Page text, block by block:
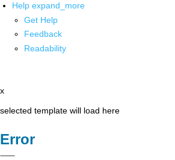
Help expand_more
Get Help
Feedback
Readability
x
selected template will load here
Error